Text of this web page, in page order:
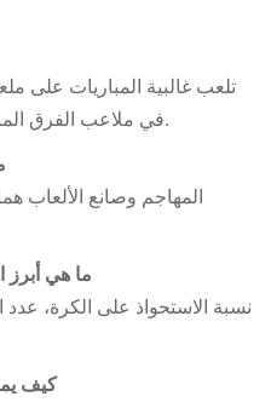
تلعب غالبية المباريات على
في ملاعب الفرق المنافسة حسب الجدول الرسمي.
المهاجم وصانع الألعاب هما
ما هي أبرز
نسبة الاستحواذ على الكرة،
كيف